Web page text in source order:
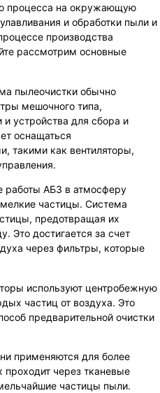
процесса на окружающую
и обработки пыли и
производства
рассмотрим основные
пылеочистки обычно
мешочного типа,
и устройства для сбора и
оснащаться
такими как вентиляторы,
работы АБЗ в атмосферу
частицы. Система
предотвращая их
Это достигается за счет
через фильтры, которые
используют центробежную
частиц от воздуха. Это
предварительной очистки
применяются для более
проходит через тканевые
частицы пыли.